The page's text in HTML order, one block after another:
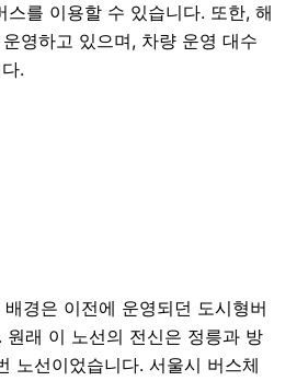
스를 이용할 수 있습니다. 또한, 해
영하고 있으며, 차량 운영 대수
.
경은 이전에 운영되던 도시형버
원래 이 노선의 전신은 정릉과 방
노선이었습니다. 서울시 버스체